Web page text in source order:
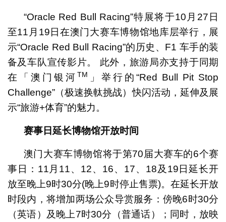
“Oracle Red Bull Racing”特展将于10月27日
至11月19日在澳门大赛车博物馆地库层举行，展
示“Oracle Red Bull Racing”的历史、F1 车手的装
备及车队宣传影片。 此外，旅游局亦支持于同期
在「澳门银河 TM
」举行的“Red Bull Pit Stop
Challenge”（极速换軚挑战）快闪活动，延伸及展
示“旅游+体育”的魅力。
赛事日延长博物馆开放时间
澳门大赛车博物馆将于第70届大赛车的6个赛
事日：11月11、12、16、17、18及19日延长开
放至晚上9时30分(晚上9时停止售票)。在延长开放
时段内，将增加两场公众导赏服务：傍晚6时30分
（英语）及晚上7时30分（普通话）；同时，放映